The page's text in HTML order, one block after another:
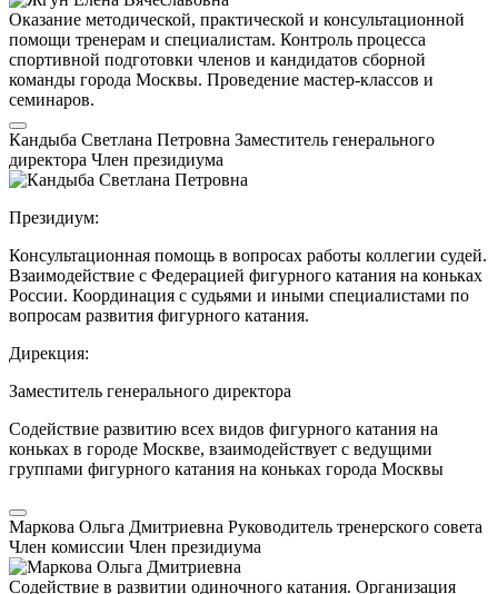
Оказание методической, практической и консультационной
помощи тренерам и специалистам. Контроль процесса
спортивной подготовки членов и кандидатов сборной
команды города Москвы. Проведение мастер-классов и
семинаров.
Кандыба Светлана Петровна Заместитель генерального
директора Член президиума
Президиум:
Консультационная помощь в вопросах работы коллегии судей.
Взаимодействие с Федерацией фигурного катания на коньках
России. Координация с судьями и иными специалистами по
вопросам развития фигурного катания.
Дирекция:
Заместитель генерального директора
Содействие развитию всех видов фигурного катания на
коньках в городе Москве, взаимодействует с ведущими
группами фигурного катания на коньках города Москвы
Маркова Ольга Дмитриевна Руководитель тренерского совета
Член комиссии Член президиума
Содействие в развитии одиночного катания. Организация